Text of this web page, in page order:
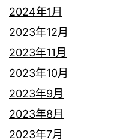
2024年1月
2023年12月
2023年11月
2023年10月
2023年9月
2023年8月
2023年7月